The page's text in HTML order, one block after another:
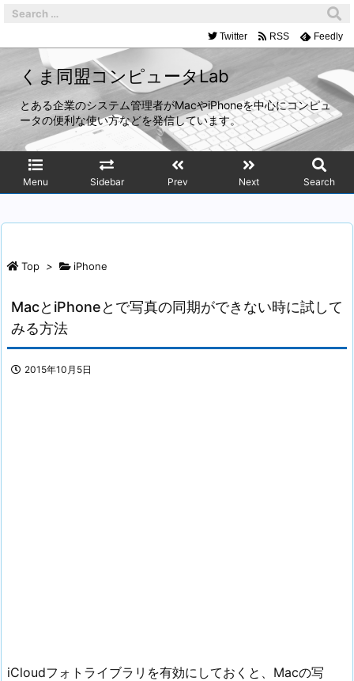
くま同盟コンピュータLab
とある企業のシステム管理者がMacやiPhoneを中心にコンピュ
ータの便利な使い方などを発信しています。
Menu Sidebar Prev Next Search
Twitter RSS Feedly
Top > iPhone
MacとiPhoneとで写真の同期ができない時に試して
みる方法
2015年10月5日
iCloudフォトライブラリを有効にしておくと、Macの写